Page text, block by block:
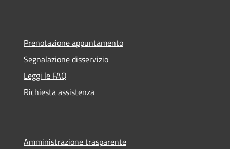
Prenotazione appuntamento
Segnalazione disservizio
Leggi le FAQ
Richiesta assistenza
Amministrazione trasparente